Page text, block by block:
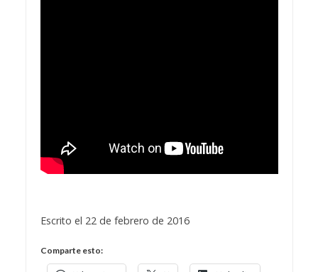
Escrito el 22 de febrero de 2016
Comparte esto: